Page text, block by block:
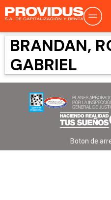
BRANDAN,
GABRIEL
Boton de